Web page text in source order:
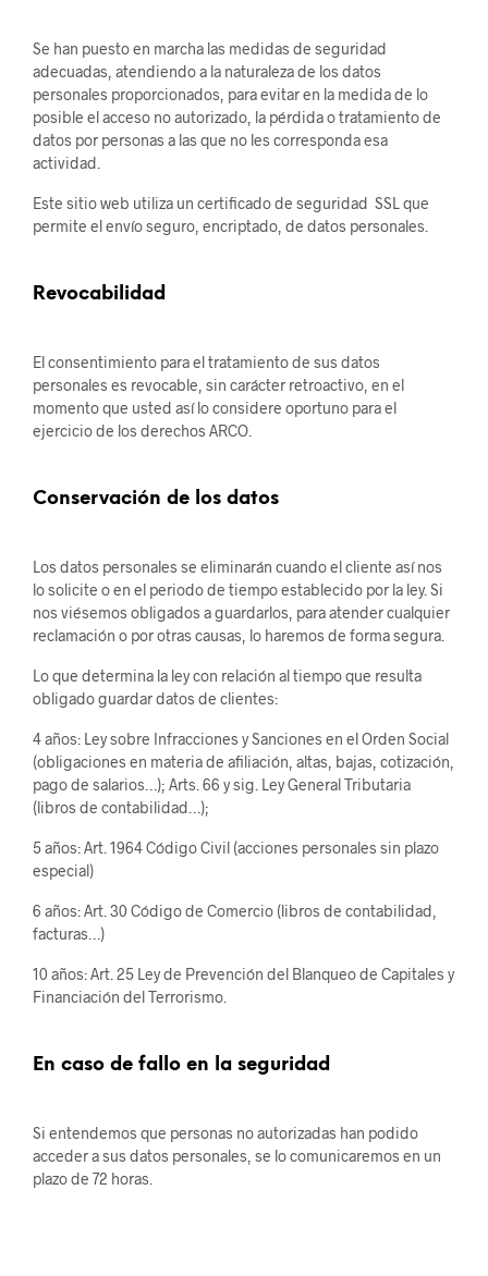
Se han puesto en marcha las medidas de seguridad
adecuadas, atendiendo a la naturaleza de los datos
personales proporcionados, para evitar en la medida de lo
posible el acceso no autorizado, la pérdida o tratamiento de
datos por personas a las que no les corresponda esa
actividad.
Este sitio web utiliza un certificado de seguridad SSL que
permite el envío seguro, encriptado, de datos personales.
Revocabilidad
El consentimiento para el tratamiento de sus datos
personales es revocable, sin carácter retroactivo, en el
momento que usted así lo considere oportuno para el
ejercicio de los derechos ARCO.
Conservación de los datos
Los datos personales se eliminarán cuando el cliente así nos
lo solicite o en el periodo de tiempo establecido por la ley. Si
nos viésemos obligados a guardarlos, para atender cualquier
reclamación o por otras causas, lo haremos de forma segura.
Lo que determina la ley con relación al tiempo que resulta
obligado guardar datos de clientes:
4 años: Ley sobre Infracciones y Sanciones en el Orden Social
(obligaciones en materia de afiliación, altas, bajas, cotización,
pago de salarios…); Arts. 66 y sig. Ley General Tributaria
(libros de contabilidad…);
5 años: Art. 1964 Código Civil (acciones personales sin plazo
especial)
6 años: Art. 30 Código de Comercio (libros de contabilidad,
facturas…)
10 años: Art. 25 Ley de Prevención del Blanqueo de Capitales y
Financiación del Terrorismo.
En caso de fallo en la seguridad
Si entendemos que personas no autorizadas han podido
acceder a sus datos personales, se lo comunicaremos en un
plazo de 72 horas.